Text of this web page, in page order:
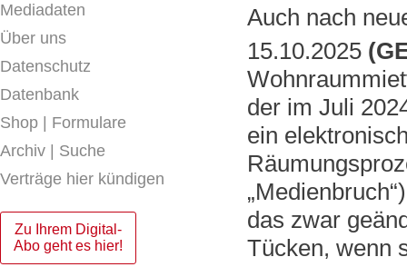
Mediadaten
Über uns
Datenschutz
Datenbank
Shop | Formulare
Archiv | Suche
Verträge hier kündigen
Zu Ihrem Digital-
Abo geht es hier!
Auch nach
15.10.2025
der im Juli
ein
das zwar
Tücken, wenn